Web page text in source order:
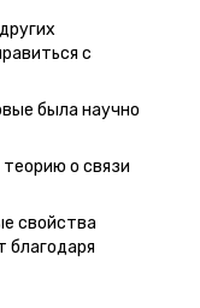
с
была научно
теорию о связи
свойства
благодаря